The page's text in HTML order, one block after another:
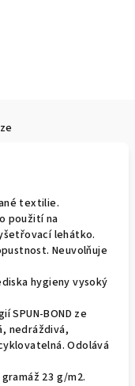
textilie.
použití na
lehátko.
Neuvolňuje
hygieny vysoký
BOND ze
nedráždivá,
Odolává
23 g/m2.